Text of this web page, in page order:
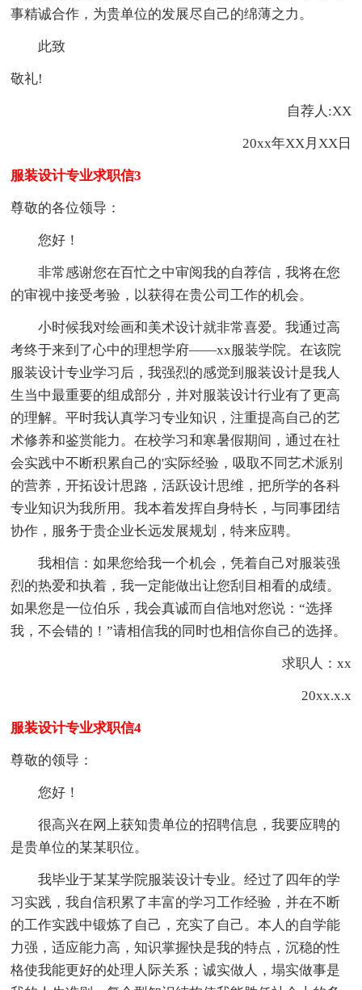
事精诚合作，为贵单位的发展尽自己的绵薄之力。
此致
敬礼!
自荐人:XX
20xx年XX月XX日
服装设计专业求职信3
尊敬的各位领导：
您好！
非常感谢您在百忙之中审阅我的自荐信，我将在您
的审视中接受考验，以获得在贵公司工作的机会。
小时候我对绘画和美术设计就非常喜爱。我通过高
考终于来到了心中的理想学府——xx服装学院。在该院
服装设计专业学习后，我强烈的感觉到服装设计是我人
生当中最重要的组成部分，并对服装设计行业有了更高
的理解。平时我认真学习专业知识，注重提高自己的艺
术修养和鉴赏能力。在校学习和寒暑假期间，通过在社
会实践中不断积累自己的'实际经验，吸取不同艺术派别
的营养，开拓设计思路，活跃设计思维，把所学的各科
专业知识为我所用。我本着发挥自身特长，与同事团结
协作，服务于贵企业长远发展规划，特来应聘。
我相信：如果您给我一个机会，凭着自己对服装强
烈的热爱和执着，我一定能做出让您刮目相看的成绩。
如果您是一位伯乐，我会真诚而自信地对您说：“选择
我，不会错的！”请相信我的同时也相信你自己的选择。
求职人：xx
20xx.x.x
服装设计专业求职信4
尊敬的领导：
您好！
很高兴在网上获知贵单位的招聘信息，我要应聘的
是贵单位的某某职位。
我毕业于某某学院服装设计专业。经过了四年的学
习实践，我自信积累了丰富的学习工作经验，并在不断
的工作实践中锻炼了自己，充实了自己。本人的自学能
力强，适应能力高，知识掌握快是我的特点，沉稳的性
格使我能更好的处理人际关系；诚实做人，塌实做事是